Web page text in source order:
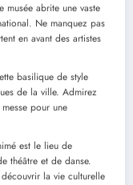
musée abrite une vaste
Ne manquez pas
en avant des artistes
basilique de style
de la ville. Admirez
pour une
est le lieu de
théâtre et de danse.
la vie culturelle